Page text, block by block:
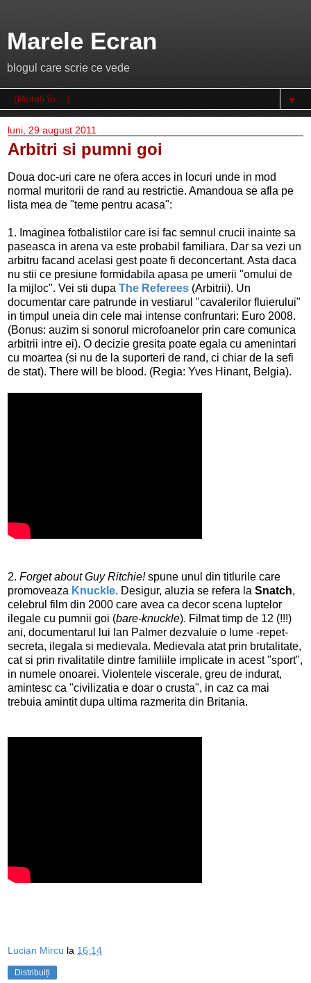
Marele Ecran
blogul care scrie ce vede
▼
luni, 29 august 2011
Arbitri si pumni goi
Doua doc-uri care ne ofera acces in locuri unde in mod
normal muritorii de rand au restrictie. Amandoua se afla pe
lista mea de "teme pentru acasa":
1. Imaginea fotbalistilor care isi fac semnul crucii inainte sa
paseasca in arena va este probabil familiara. Dar sa vezi un
arbitru facand acelasi gest poate fi deconcertant. Asta daca
nu stii ce presiune formidabila apasa pe umerii "omului de
la mijloc". Vei sti dupa The Referees (Arbitrii). Un
documentar care patrunde in vestiarul "cavalerilor fluierului"
in timpul uneia din cele mai intense confruntari: Euro 2008.
(Bonus: auzim si sonorul microfoanelor prin care comunica
arbitrii intre ei). O decizie gresita poate egala cu amenintari
cu moartea (si nu de la suporteri de rand, ci chiar de la sefi
de stat). There will be blood. (Regia: Yves Hinant, Belgia).
2. Forget about Guy Ritchie!spune unul din titlurile care
promoveaza Knuckle. Desigur, aluzia se refera la Snatch,
celebrul film din 2000 care avea ca decor scena luptelor
ilegale cu pumnii goi (bare-knuckle). Filmat timp de 12 (!!!)
ani, documentarul lui Ian Palmer dezvaluie o lume -repet-
secreta, ilegala si medievala. Medievala atat prin brutalitate,
cat si prin rivalitatile dintre familiile implicate in acest "sport",
in numele onoarei. Violentele viscerale, greu de indurat,
amintesc ca "civilizatia e doar o crusta", in caz ca mai
trebuia amintit dupa ultima razmerita din Britania.
Lucian Mircu la 16:14
Distribuiți